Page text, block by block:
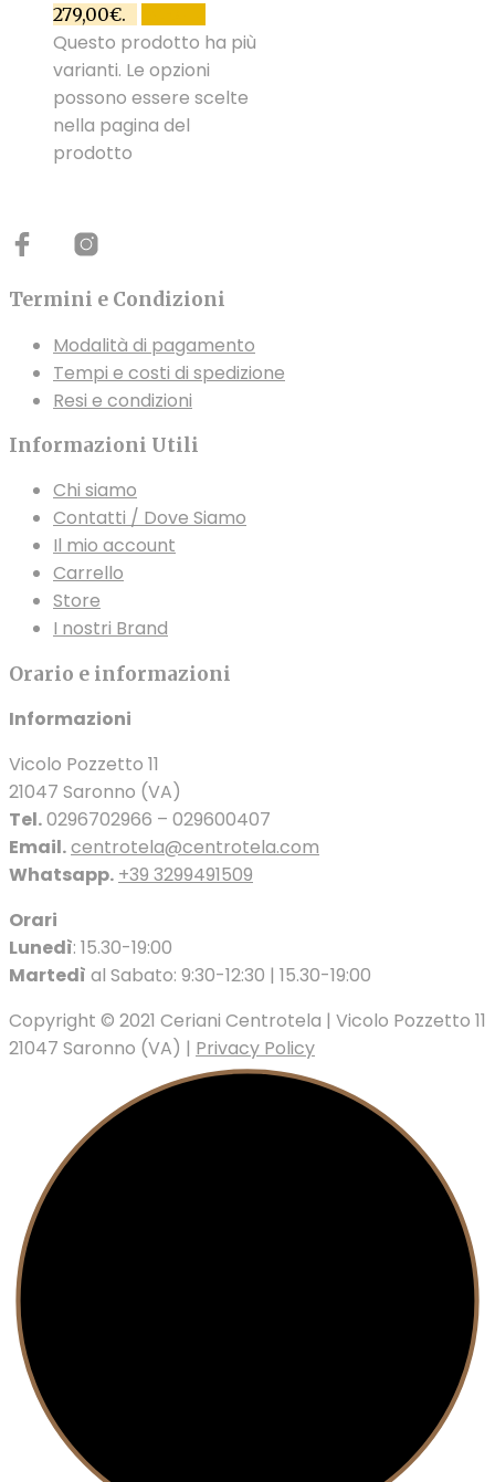
279,00€.
Questo prodotto ha più
varianti. Le opzioni
possono essere scelte
nella pagina del
prodotto
Termini e Condizioni
Modalità di pagamento
Tempi e costi di spedizione
Resi e condizioni
Informazioni Utili
Chi siamo
Contatti / Dove Siamo
Il mio account
Carrello
Store
I nostri Brand
Orario e informazioni
Informazioni
Vicolo Pozzetto 11
21047 Saronno (VA)
Tel.0296702966 – 029600407
Email.centrotela@centrotela.com
Whatsapp. +39 3299491509
Orari
Lunedì: 15.30-19:00
Martedì al Sabato: 9:30-12:30 | 15.30-19:00
Copyright © 2021 Ceriani Centrotela | Vicolo Pozzetto 11
21047 Saronno (VA) | Privacy Policy